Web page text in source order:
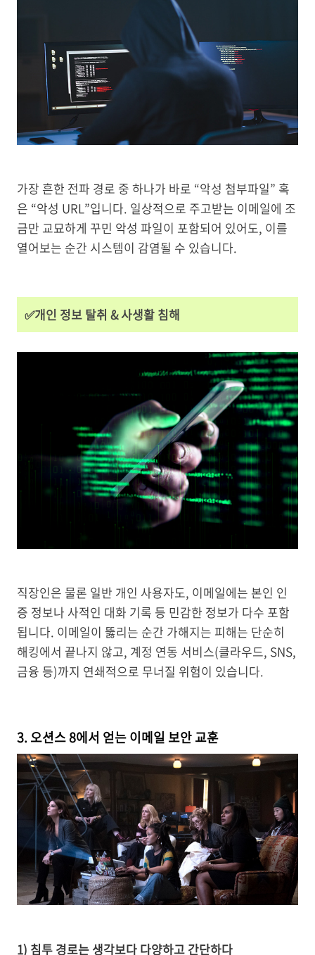
가장 흔한 전파 경로 중 하나가 바로 “악성 첨부파일” 혹
은 “악성 URL”입니다. 일상적으로 주고받는 이메일에 조
금만 교묘하게 꾸민 악성 파일이 포함되어 있어도, 이를
열어보는 순간 시스템이 감염될 수 있습니다.
✅개인 정보 탈취 & 사생활 침해
직장인은 물론 일반 개인 사용자도, 이메일에는 본인 인
증 정보나 사적인 대화 기록 등 민감한 정보가 다수 포함
됩니다. 이메일이 뚫리는 순간 가해지는 피해는 단순히
해킹에서 끝나지 않고, 계정 연동 서비스(클라우드, SNS,
금융 등)까지 연쇄적으로 무너질 위험이 있습니다.
3. 오션스 8에서 얻는 이메일 보안 교훈
1) 침투 경로는 생각보다 다양하고 간단하다